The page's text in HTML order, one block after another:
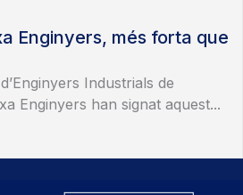
Enginyers, més forta que
Industrials de
Enginyers han signat aquest...